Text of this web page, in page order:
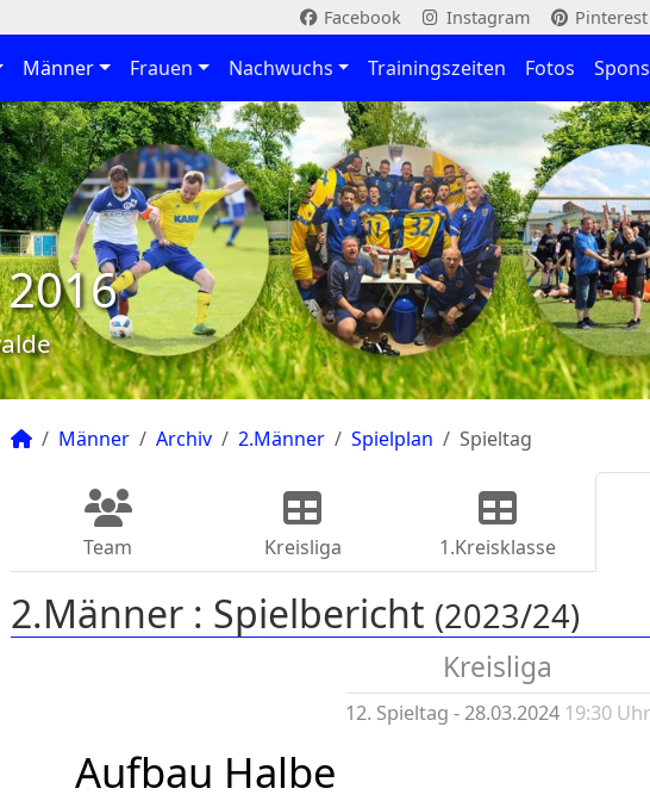
Facebook Instagram Pinterest
Männer Frauen Nachwuchs Trainingszeiten Fotos
2016
Männer Archiv 2.Männer Spielplan Spieltag
Team Kreisliga 1.Kreisklasse
2.Männer : Spielbericht (2023/24)
Kreisliga
12. Spieltag - 28.03.2024 19:30 Uhr
Aufbau Halbe